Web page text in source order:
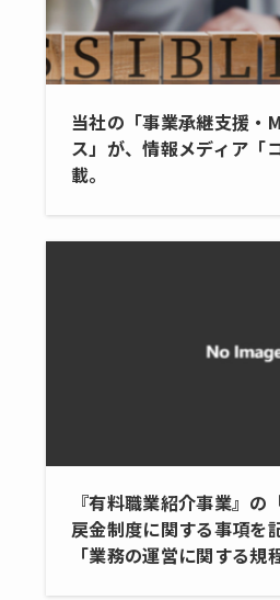
当社の「事業承継支援・
ス」が、情報メディア「
載。
『有料職業紹介事業』の
戻金制度に関する事項を
「業務の運営に関する規